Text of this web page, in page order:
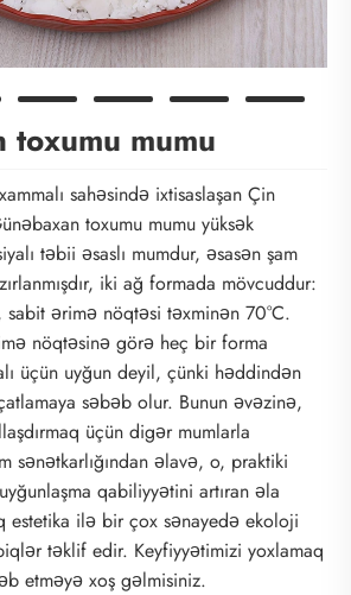
toxumu mumu
sahəsində ixtisaslaşan Çin
toxumu mumu yüksək
təbii əsaslı mumdur, əsasən şam
iki ağ formada mövcuddur:
sabit ərimə nöqtəsi təxminən 70°C.
nöqtəsinə görə heç bir forma
üçün uyğun deyil, çünki həddindən
səbəb olur. Bunun əvəzinə,
üçün digər mumlarla
sənətkarlığından əlavə, o, praktiki
qabiliyyətini artıran əla
estetika ilə bir çox sənayedə ekoloji
təklif edir. Keyfiyyətimizi yoxlamaq
etməyə xoş gəlmisiniz.